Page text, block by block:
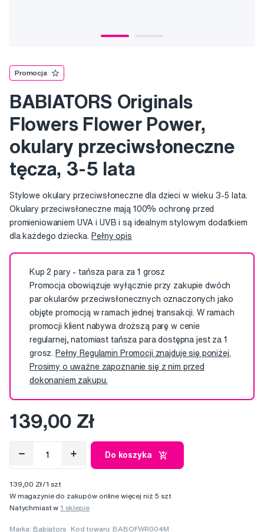
Promocja
BABIATORS Originals
Flowers Flower Power,
okulary przeciwsłoneczne
tęcza, 3-5 lata
Stylowe okulary przeciwsłoneczne dla dzieci w wieku 3-5 lata.
Okulary przeciwsłoneczne mają 100% ochronę przed
promieniowaniem UVA i UVB i są idealnym stylowym dodatkiem
dla każdego dziecka. Pełny opis
Kup 2 pary - tańsza para za 1 grosz
Promocja obowiązuje wyłącznie przy zakupie dwóch
par okularów przeciwsłonecznych oznaczonych jako
objęte promocją w ramach jednej transakcji. W ramach
promocji klient nabywa droższą parę w cenie
regularnej, natomiast tańsza para dostępna jest za 1
grosz. Pełny Regulamin Promocji znajduje się poniżej.
Prosimy o uważne zapoznanie się z nim przed
dokonaniem zakupu.
139,00 Zł
Do koszyka
139,00 Zł/1 szt
W magazynie do zakupów online więcej niż 5 szt
Natychmiast w1 sklepie
Marka: Babiators Kod towaru: BABOFWR004M